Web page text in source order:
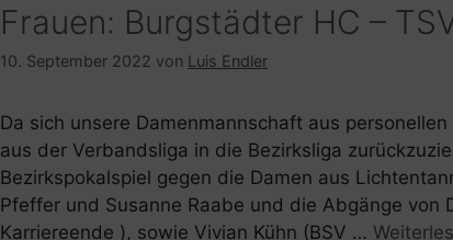
Frauen: Burgstädter HC –
10. September 2022 von Luis Endler
Da sich unsere Damenmannschaft aus
aus der Verbandsliga in die Bezirksliga
Bezirkspokalspiel gegen die Damen aus
Pfeffer und Susanne Raabe und die Abgänge
Karriereende ), sowie Vivian Kühn (BSV …